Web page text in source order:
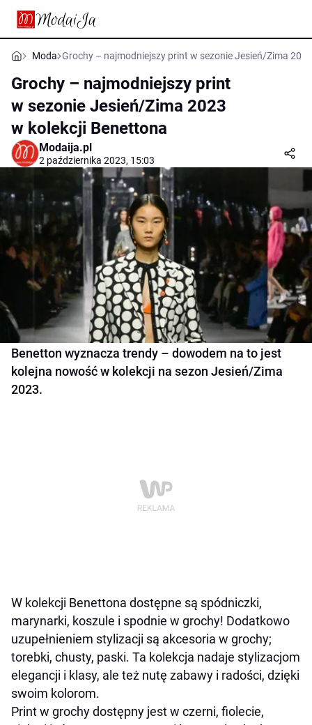
Moda Grochy – najmodniejszy print w sezonie Jesień/Zima
Grochy – najmodniejszy print
w sezonie Jesień/Zima 2023
w kolekcji Benettona
Modaija.pl
2 października 2023, 15:03
Benetton wyznacza trendy – dowodem na to jest
kolejna nowość w kolekcji na sezon Jesień/Zima
2023.
W kolekcji Benettona dostępne są spódniczki,
marynarki, koszule i spodnie w grochy! Dodatkowo
uzupełnieniem stylizacji są akcesoria w grochy;
torebki, chusty, paski. Ta kolekcja nadaje stylizacjom
elegancji i klasy, ale też nutę zabawy i radości, dzięki
swoim kolorom.
Print w grochy dostępny jest w czerni, fiolecie,